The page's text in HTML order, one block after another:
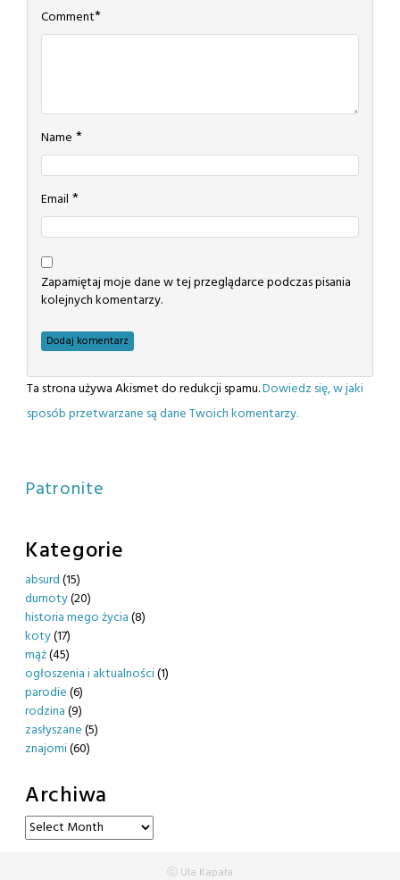
Comment*
Name *
Email *
Zapamiętaj moje dane w tej przeglądarce podczas pisania
kolejnych komentarzy.
Ta strona używa Akismet do redukcji spamu.Dowiedz się, w jaki
sposób przetwarzane są dane Twoich komentarzy.
Patronite
Kategorie
absurd(15)
durnoty(20)
historia mego życia(8)
koty(17)
mąż(45)
ogłoszenia i aktualności(1)
parodie(6)
rodzina(9)
zasłyszane(5)
znajomi(60)
Archiwa
Archiwa
ⓒ Ula Kapała